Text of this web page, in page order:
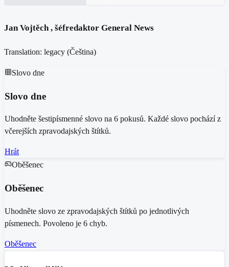
správně
Jan Vojtěch , šéfredaktor General News
Translation: legacy (Čeština)
Slovo dne
Slovo dne
Uhodněte šestipísmenné slovo na 6 pokusů. Každé slovo pochází z
včerejších zpravodajských štítků.
Hrát
Oběšenec
Oběšenec
Uhodněte slovo ze zpravodajských štítků po jednotlivých
písmenech. Povoleno je 6 chyb.
Oběšenec